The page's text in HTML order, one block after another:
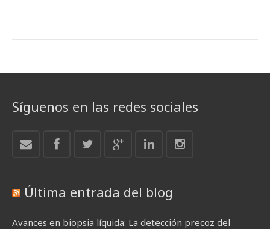
Síguenos en las redes sociales
Última entrada del blog
Avances en biopsia líquida: La detección precoz del